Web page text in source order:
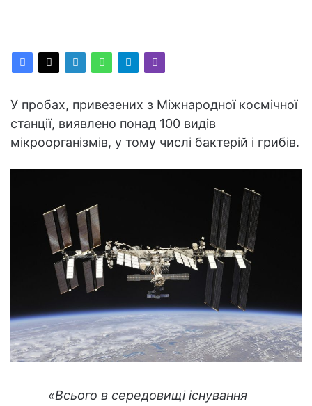
У пробах, привезених з Міжнародної космічної
станції, виявлено понад 100 видів
мікроорганізмів, у тому числі бактерій і грибів.
«Всього в середовищі існування